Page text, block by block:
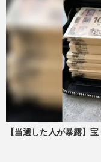
【当選した人が暴露】